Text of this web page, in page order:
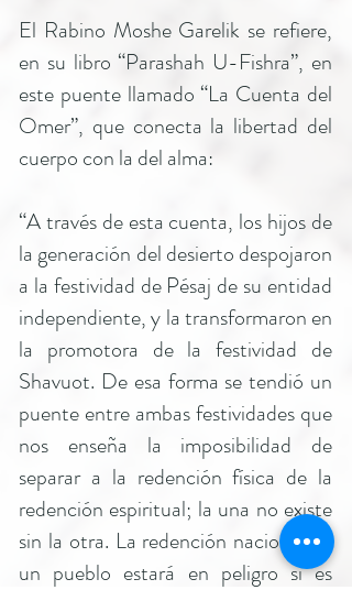
El Rabino Moshe Garelik se refiere,
en su libro “Parashah U-Fishra”, en
este puente llamado “La Cuenta del
Omer”, que conecta la libertad del
cuerpo con la del alma:
“A través de esta cuenta, los hijos de
la generación del desierto despojaron
a la festividad de Pésaj de su entidad
independiente, y la transformaron en
la promotora de la festividad de
Shavuot. De esa forma se tendió un
puente entre ambas festividades que
nos enseña la imposibilidad de
separar a la redención física de la
redención espiritual; la una no existe
sin la otra. La redención nacional de
un pueblo estará en peligro si es